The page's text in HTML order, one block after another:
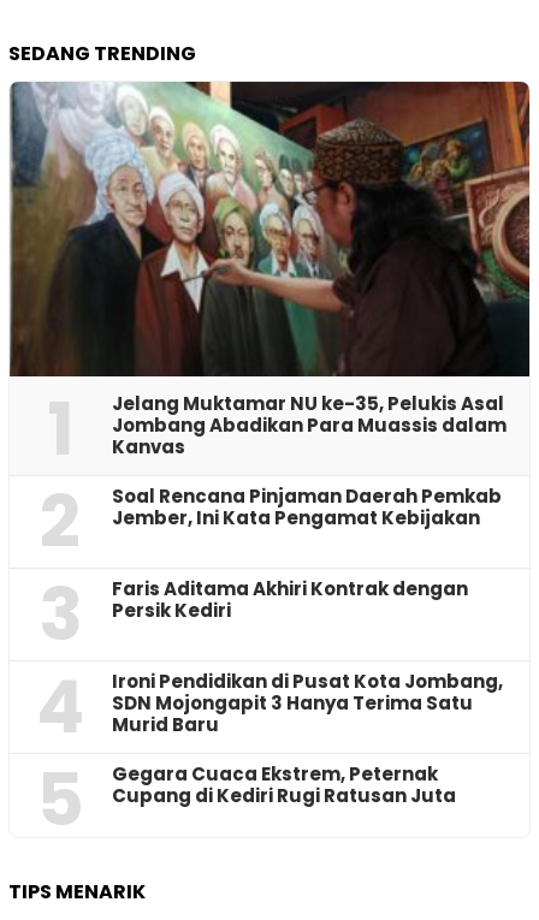
SEDANG TRENDING
1
Jelang Muktamar NU ke-35, Pelukis Asal
Jombang Abadikan Para Muassis dalam
Kanvas
2
‎Soal Rencana Pinjaman Daerah Pemkab
Jember, Ini Kata Pengamat Kebijakan ‎
3
Faris Aditama Akhiri Kontrak dengan
Persik Kediri
4
Ironi Pendidikan di Pusat Kota Jombang,
SDN Mojongapit 3 Hanya Terima Satu
Murid Baru
5
‎Gegara Cuaca Ekstrem, Peternak
Cupang di Kediri Rugi Ratusan Juta
TIPS MENARIK